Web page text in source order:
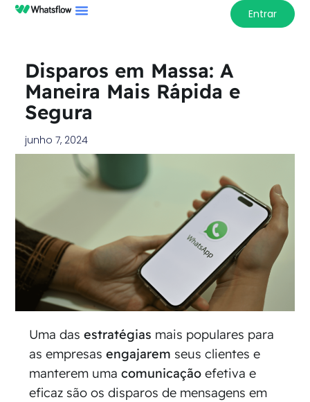
Entrar
Disparos em Massa: A
Maneira Mais Rápida e
Segura
junho 7, 2024
Uma dasestratégias mais populares para
as empresasengajarem seus clientes e
manterem umacomunicaçãoefetiva e
eficaz são os disparos de mensagens em